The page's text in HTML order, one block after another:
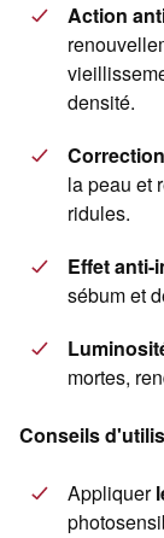
Action
densité.
la peau et
ridules.
Effet anti-
sébum et
mortes,
Conseils
Appliquer